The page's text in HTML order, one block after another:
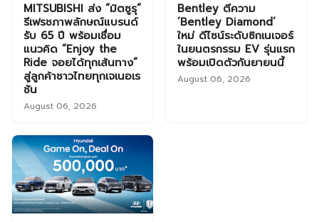
MITSUBISHI ส่ง “มิตซูรุ”
รีเฟรชภาพลักษณ์แบรนด์
รับ 65 ปี พร้อมเชื่อม
แนวคิด “Enjoy the
Ride จอยได้ทุกเส้นทาง”
สู่ลูกค้าชาวไทยทุกเจเนอเร
ชัน
August 06, 2026
Bentley ตีความ
‘Bentley Diamond’
ใหม่ ดีไซน์ระดับซิกเนเจอร์
ในยนตรกรรม EV รุ่นแรก
พร้อมเปิดตัวกันยายนนี้
August 06, 2026